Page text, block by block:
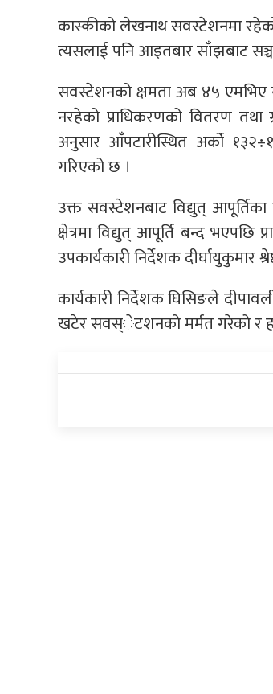
कास्कीको लेखनाथ सवस्टेशनमा
त्यसलाई पनि आइतबार साँझबाट
सवस्टेशनको क्षमता अब ४५ एमभिए
नरहेको प्राधिकरणको वितरण
अनुसार आँपटारीस्थित अर्को
गरिएको छ ।
उक्त सवस्टेशनबाट विद्युत्
क्षेत्रमा विद्युत् आपूर्ति बन्द भएपछि
उपकार्यकारी निर्देशक दीर्घायुकुमार
कार्यकारी निर्देशक घिसिङले
खटेर सवस्ेटशनको मर्मत गरेको र